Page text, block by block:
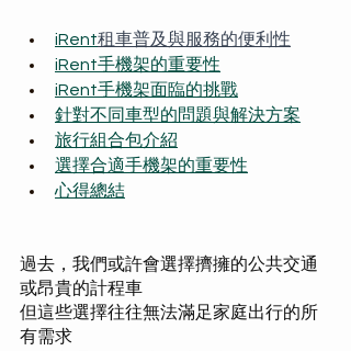
iRent租車普及與服務的便利性
iRent手機架的重要性
iRent手機架面臨的挑戰
針對不同車型的問題與解決方案
旅行組合包介紹
選擇合適手機架的重要性
心得總結
過去，我們或許會選擇擠擁的公共交通
或昂貴的計程車
但這些選擇往往無法滿足家庭出行的所
有需求